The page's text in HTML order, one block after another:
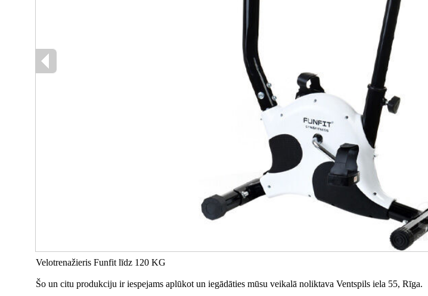
Velotrenažieris Funfit līdz 120 KG
Šo un citu produkciju ir iespejams aplūkot un iegādāties mūsu veikalā noliktava Ventspils iela 55, Rīga.